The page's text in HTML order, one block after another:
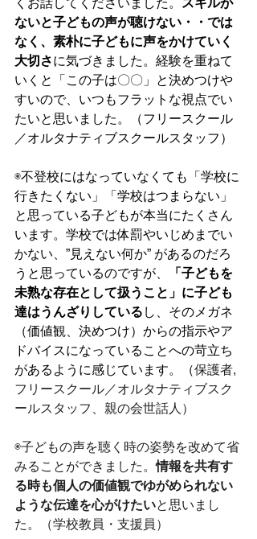
くお話してくださいました。
スキルが
ないと子どもの声が聴けない・・では
なく、素朴に子どもに声をかけていく
大切さに気づきました。経験を重ねて
いくと「この子は〇〇」と決めつけや
すいので、いつもフラットな視点でい
たいと思いました。（フリースクール
／オルタナティブスクールスタッフ）
◉不登校にはなっていなくても「学校に
行きたくない」「学校はつまらない」
と思っている子どもが本当にたくさん
います。学校では体罰やいじめまでい
かない、”見えない何か” があるのだろ
うと思っているのですが、
「子どもを
未熟な存在として扱うこと」に子ども
達はうんざりしている し、そのメガネ
（価値観、決めつけ）からの指示やア
ドバイスになっていることへの苛立ち
があるように感じています。（保護者,
フリースクール／オルタナティブスク
ールスタッフ、親の会世話人）
◉子どもの声を聴く時の姿勢を改めて省
みることができました。情報を共有す
る時も個人の価値観でゆがめられない
ような伝達を心がけたいと思いまし
た。（学校教員・支援員）